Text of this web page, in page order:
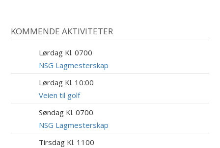
KOMMENDE AKTIVITETER
Lørdag Kl. 0700
NSG Lagmesterskap
Lørdag Kl. 10:00
Veien til golf
Søndag Kl. 0700
NSG Lagmesterskap
Tirsdag Kl. 1100